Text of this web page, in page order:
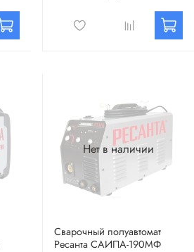
Нет в наличии
Сварочный полуавтомат
Ресанта САИПА-190МФ